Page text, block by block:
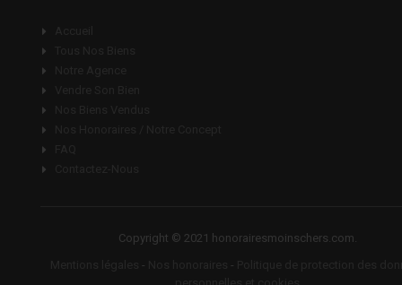
Copyright © 2021 honorairesmoinschers.com.
- -